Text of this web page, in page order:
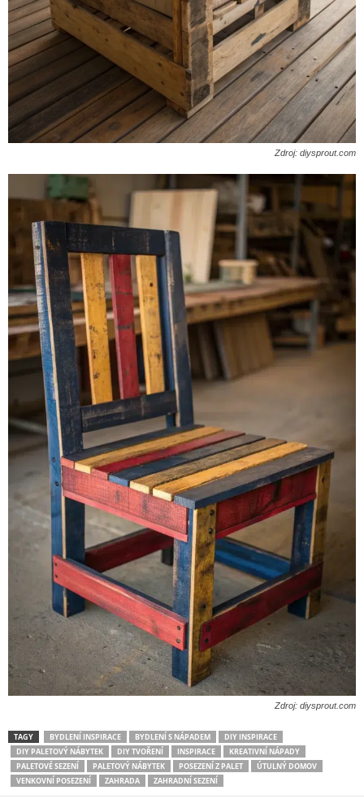
Zdroj: diysprout.com
Zdroj: diysprout.com
TAGY BYDLENÍ INSPIRACE BYDLENÍ S NÁPADEM
DIY INSPIRACE
DIY PALETOVÝ NÁBYTEK
DIY TVOŘENÍ INSPIRACE
KREATIVNÍ NÁPADY
PALETOVÉ SEZENÍ
PALETOVÝ NÁBYTEK POSEZENÍ Z PALET
ÚTULNÝ DOMOV
VENKOVNÍ POSEZENÍ
ZAHRADA ZAHRADNÍ SEZENÍ